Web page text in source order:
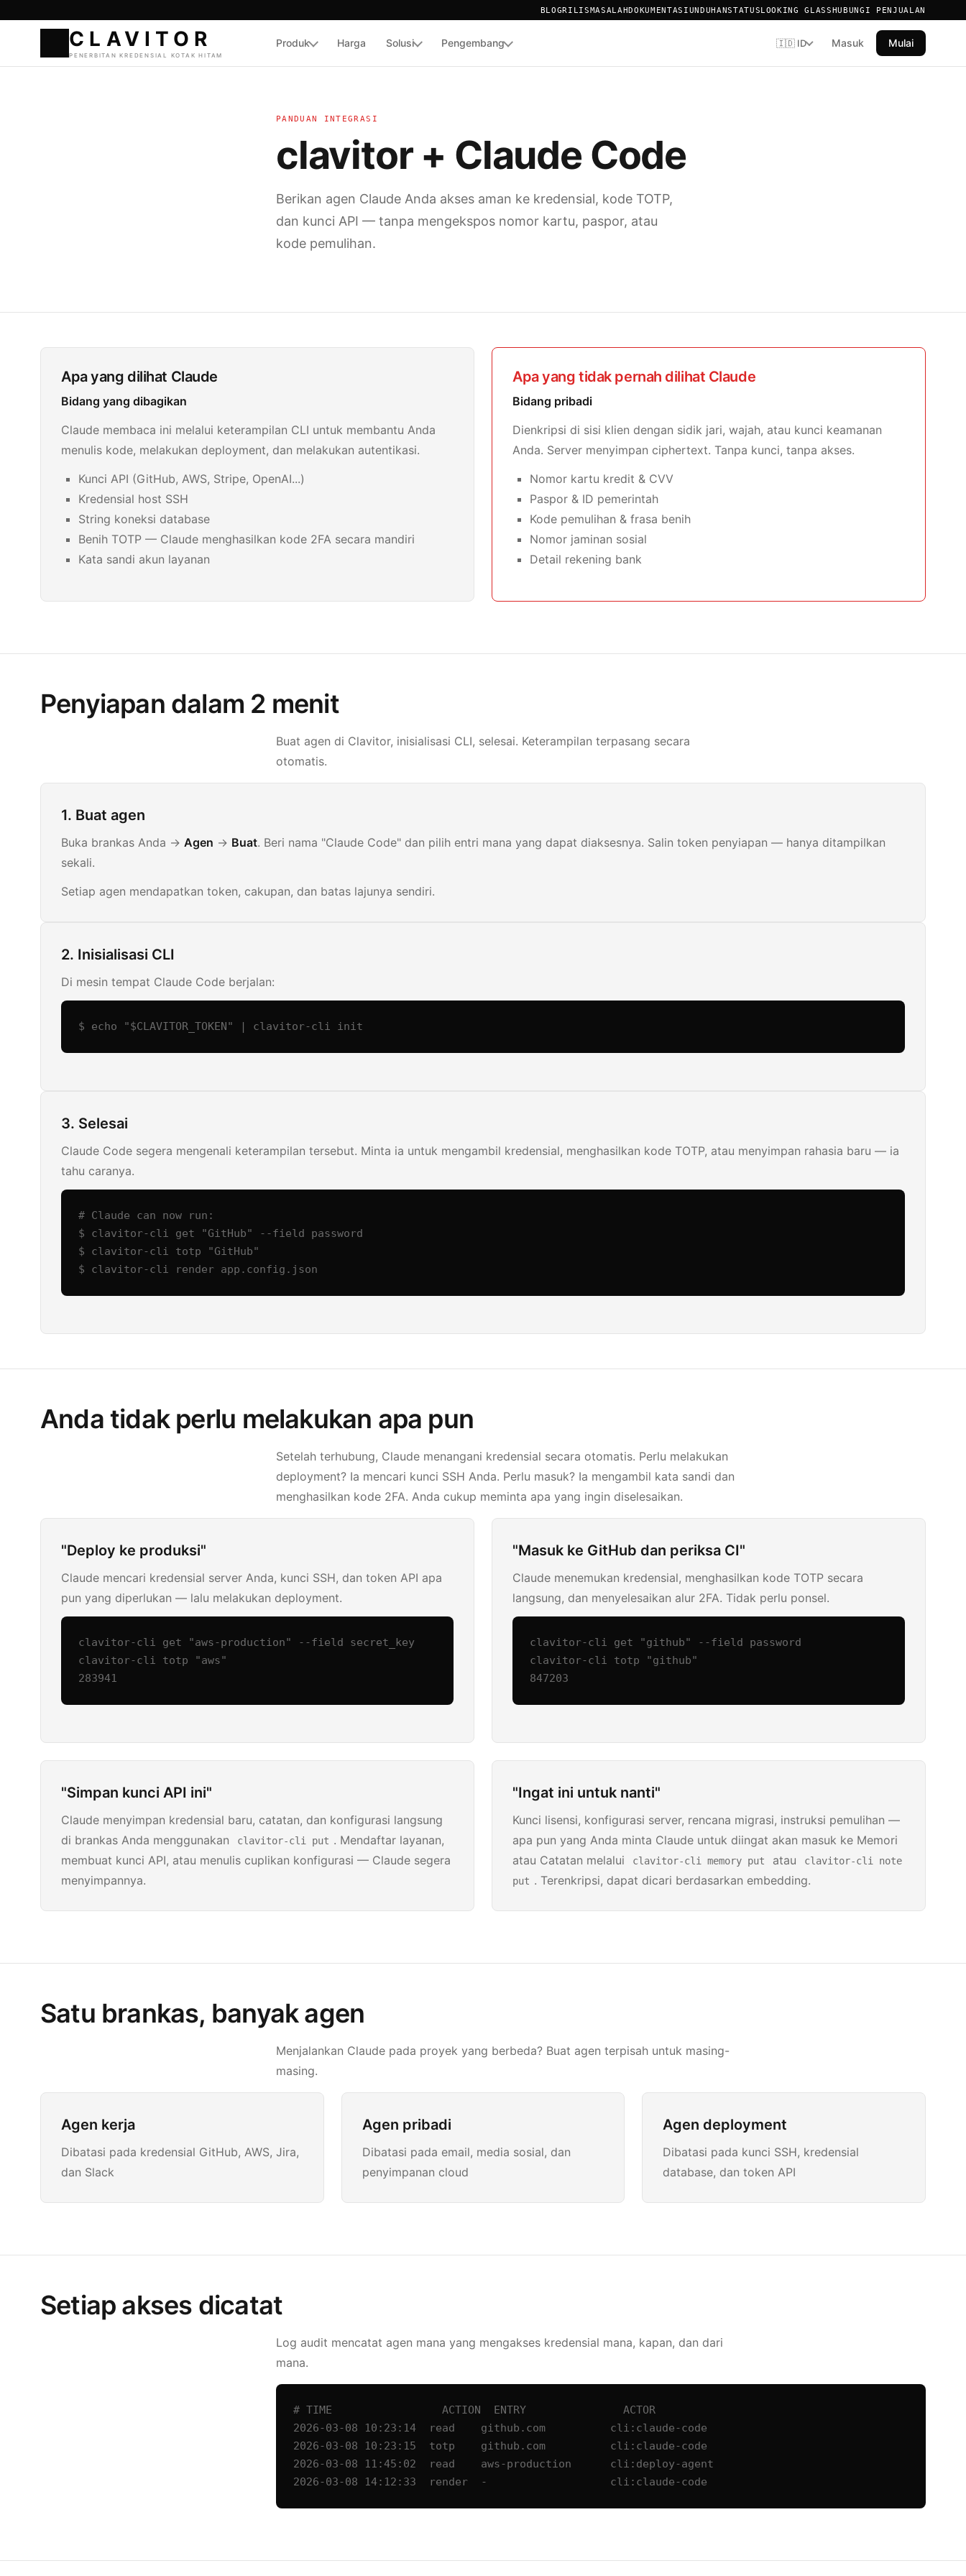
BLOGRILISMASALAHDOKUMENTASIUNDUHANSTATUSLOOKING GLASSHUBUNGI PENJUALAN
CLAVITOR
Produk Harga Solusi Pengembang 🇮🇩 ID Masuk Mulai
PANDUAN INTEGRASI
clavitor + Claude Code
Berikan agen Claude Anda akses aman ke kredensial, kode TOTP,
dan kunci API — tanpa mengekspos nomor kartu, paspor, atau
kode pemulihan.
Apa yang dilihat Claude
Bidang yang dibagikan
Claude membaca ini melalui keterampilan CLI untuk membantu Anda
menulis kode, melakukan deployment, dan melakukan autentikasi.
Kunci API (GitHub, AWS, Stripe, OpenAI...)
Kredensial host SSH
String koneksi database
Benih TOTP — Claude menghasilkan kode 2FA secara mandiri
Kata sandi akun layanan
Apa yang tidak pernah dilihat Claude
Bidang pribadi
Dienkripsi di sisi klien dengan sidik jari, wajah, atau kunci keamanan
Anda. Server menyimpan ciphertext. Tanpa kunci, tanpa akses.
Nomor kartu kredit & CVV
Paspor & ID pemerintah
Kode pemulihan & frasa benih
Nomor jaminan sosial
Detail rekening bank
Penyiapan dalam 2 menit
Buat agen di Clavitor, inisialisasi CLI, selesai. Keterampilan terpasang secara
otomatis.
1. Buat agen
Buka brankas Anda -> Agen -> Buat. Beri nama "Claude Code" dan pilih entri mana yang dapat diaksesnya. Salin token penyiapan — hanya ditampilkan
sekali.
Setiap agen mendapatkan token, cakupan, dan batas lajunya sendiri.
2. Inisialisasi CLI
Di mesin tempat Claude Code berjalan:
$ echo "$CLAVITOR_TOKEN" | clavitor-cli init
3. Selesai
Claude Code segera mengenali keterampilan tersebut. Minta ia untuk mengambil kredensial, menghasilkan kode TOTP, atau menyimpan rahasia baru — ia
tahu caranya.
# Claude can now run:
$ clavitor-cli get "GitHub" --field password
$ clavitor-cli totp "GitHub"
$ clavitor-cli render app.config.json
Anda tidak perlu melakukan apa pun
Setelah terhubung, Claude menangani kredensial secara otomatis. Perlu melakukan
deployment? Ia mencari kunci SSH Anda. Perlu masuk? Ia mengambil kata sandi dan
menghasilkan kode 2FA. Anda cukup meminta apa yang ingin diselesaikan.
"Deploy ke produksi"
Claude mencari kredensial server Anda, kunci SSH, dan token API apa
pun yang diperlukan — lalu melakukan deployment.
clavitor-cli get "aws-production" --field secret_key
clavitor-cli totp "aws"
283941
"Masuk ke GitHub dan periksa CI"
Claude menemukan kredensial, menghasilkan kode TOTP secara
langsung, dan menyelesaikan alur 2FA. Tidak perlu ponsel.
clavitor-cli get "github" --field password
clavitor-cli totp "github"
847203
"Simpan kunci API ini"
Claude menyimpan kredensial baru, catatan, dan konfigurasi langsung
di brankas Anda menggunakan
clavitor-cli put . Mendaftar layanan,
membuat kunci API, atau menulis cuplikan konfigurasi — Claude segera
menyimpannya.
"Ingat ini untuk nanti"
Kunci lisensi, konfigurasi server, rencana migrasi, instruksi pemulihan —
apa pun yang Anda minta Claude untuk diingat akan masuk ke Memori
atau Catatan melalui
clavitor-cli memory put atau
clavitor-cli note
put . Terenkripsi, dapat dicari berdasarkan embedding.
Satu brankas, banyak agen
Menjalankan Claude pada proyek yang berbeda? Buat agen terpisah untuk masing-
masing.
Agen kerja
Dibatasi pada kredensial GitHub, AWS, Jira,
dan Slack
Agen pribadi
Dibatasi pada email, media sosial, dan
penyimpanan cloud
Agen deployment
Dibatasi pada kunci SSH, kredensial
database, dan token API
Setiap akses dicatat
Log audit mencatat agen mana yang mengakses kredensial mana, kapan, dan dari
mana.
# TIME                 ACTION  ENTRY               ACTOR
2026-03-08 10:23:14  read    github.com          cli:claude-code
2026-03-08 10:23:15  totp    github.com          cli:claude-code
2026-03-08 11:45:02  read    aws-production      cli:deploy-agent
2026-03-08 14:12:33  render  -                   cli:claude-code